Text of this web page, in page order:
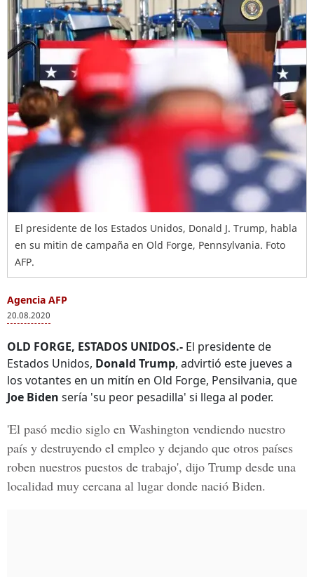
El presidente de los Estados Unidos, Donald J. Trump, habla
en su mitin de campaña en Old Forge, Pennsylvania. Foto
AFP.
Agencia AFP
20.08.2020
OLD FORGE, ESTADOS UNIDOS.- El presidente de
Estados Unidos, Donald Trump, advirtió este jueves a
los votantes en un mitín en Old Forge, Pensilvania, que
Joe Biden sería 'su peor pesadilla' si llega al poder.
'El pasó medio siglo en Washington vendiendo nuestro
país y destruyendo el empleo y dejando que otros países
roben nuestros puestos de trabajo', dijo Trump desde una
localidad muy cercana al lugar donde nació Biden.